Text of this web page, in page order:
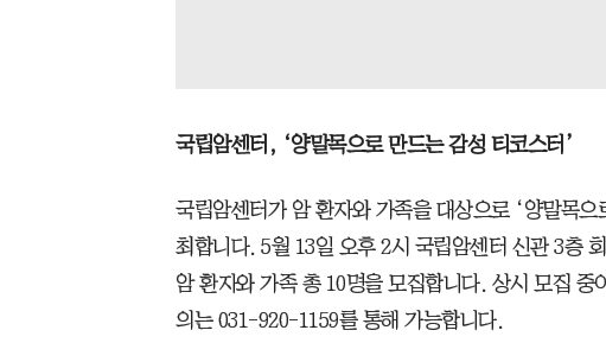
국립암센터, ‘양말목으로 만드는 감성 티코스터’
국립암센터가 암 환자와 가족을 대상으로 ‘양말목으
최합니다. 5월 13일 오후 2시 국립암센터 신관 3층
암 환자와 가족 총 10명을 모집합니다. 상시 모집 중
의는 031-920-1159를 통해 가능합니다.